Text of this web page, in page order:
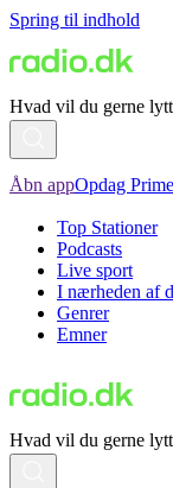
Spring til indhold
Hvad vil du gerne
Åbn appOpdag Prime
Top Stationer
Podcasts
Live sport
I nærheden af
Genrer
Emner
Hvad vil du gerne